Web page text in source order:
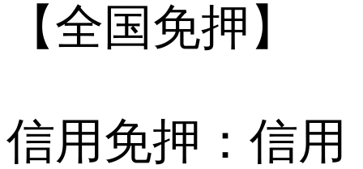
【全国免押】
信用免押：信用